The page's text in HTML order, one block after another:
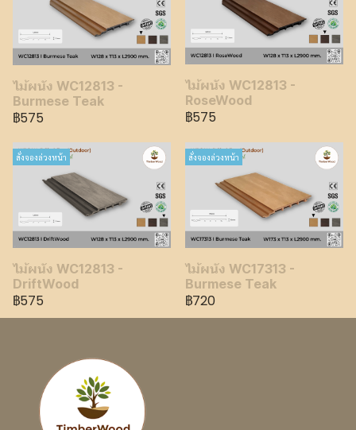
ไม้ผนัง WC12813 -
Burmese Teak
฿575
ไม้ผนัง WC12813 -
RoseWood
฿575
สั่งจองล่วงหน้า
ไม้ผนัง WC12813 -
DriftWood
฿575
สั่งจองล่วงหน้า
ไม้ผนัง WC17313 -
Burmese Teak
฿720